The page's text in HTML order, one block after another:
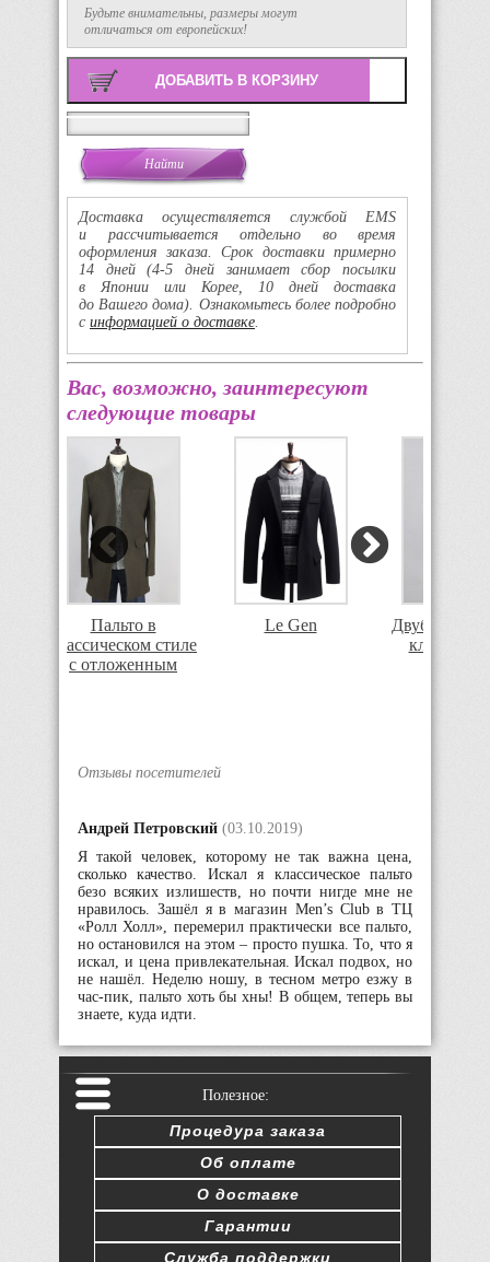
Будьте внимательны, размеры могут
отличаться от европейских!
Поиск
Доставка осуществляется службой EMS
и рассчитывается отдельно во время
оформления заказа. Срок доставки примерно
14 дней(4-5 дней занимает сбор посылки
в Японии или Корее, 10 дней доставка
до Вашего дома). Ознакомьтесь более подробно
с информацией о доставке.
Вас, возможно, заинтересуют
следующие товары
Пальто в
классическом стиле
с отложенным
Le Gen
Двубортное
Отзывы посетителей
Андрей Петровский (03.10.2019)
Я такой человек, которому не так важна цена,
сколько качество. Искал я классическое пальто
безо всяких излишеств, но почти нигде мне не
нравилось. Зашёл я в магазин Men’s Club в ТЦ
«Ролл Холл», перемерил практически все пальто,
но остановился на этом – просто пушка. То, что я
искал, и цена привлекательная. Искал подвох, но
не нашёл. Неделю ношу, в тесном метро езжу в
час-пик, пальто хоть бы хны! В общем, теперь вы
знаете, куда идти.
Полезное:
Процедура заказа
Об оплате
О доставке
Гарантии
Служба поддержки